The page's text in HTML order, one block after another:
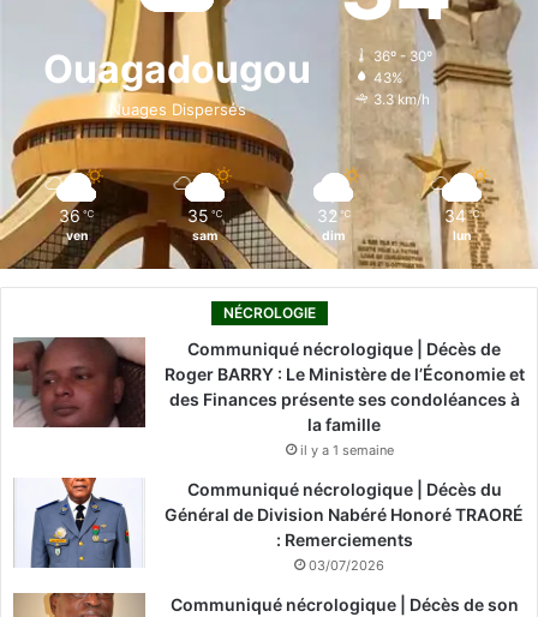
o
k
i
n
g
r
k
Ouagadougou
Nuages Dispersés
36º - 30º
43%
3.3 km/h
36 ℃
ven
35 ℃
sam
32 ℃
dim
34 ℃
lun
NÉCROLOGIE
Communiqué nécrologique | Décès de
Roger BARRY : Le Ministère de l’Économie et
des Finances présente ses condoléances à
la famille
il y a 1 semaine
Communiqué nécrologique | Décès du
Général de Division Nabéré Honoré TRAORÉ
: Remerciements
03/07/2026
Communiqué nécrologique | Décès de son